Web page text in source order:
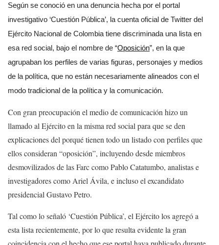
Según se conoció en una denuncia hecha por el portal
investigativo ‘Cuestión Pública’, la cuenta oficial de Twitter del
Ejército Nacional de Colombia tiene discriminada una lista en
esa red social, bajo el nombre de “Oposición”, en la que
agrupaban los perfiles de varias figuras, personajes y medios
de la política, que no están necesariamente alineados con el
modo tradicional de la política y la comunicación.
Con gran preocupación el medio de comunicación hizo un
llamado al Ejército en la misma red social para que se den
explicaciones del porqué tienen todo un listado con perfiles que
ellos consideran “oposición”, incluyendo desde miembros
desmovilizados de las Farc como Pablo Catatumbo, analistas e
investigadores como Ariel Ávila, e incluso el excandidato
presidencial Gustavo Petro.
Tal como lo señaló ‘Cuestión Pública’, el Ejército los agregó a
esta lista recientemente, por lo que resulta evidente la gran